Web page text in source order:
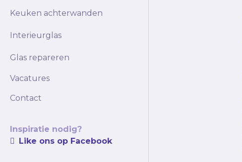
Keuken achterwanden
Interieurglas
Glas repareren
Vacatures
Contact
Inspiratie nodig?
Like ons op Facebook